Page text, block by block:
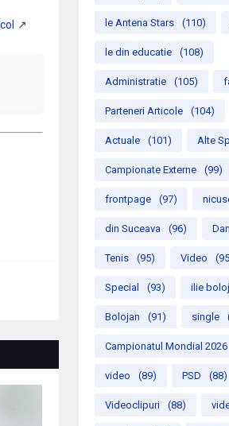
le Antena Stars (110)
le din educatie (108)
Administratie (105)
Parteneri Articole (104)
Actuale (101) Alte
Campionate Externe (99)
frontpage (97)
din Suceava (96) Dan
Tenis (95) Video
Special (93) ilie
Bolojan (91) single
Campionatul Mondial 2026
video (89) PSD (88)
Videoclipuri (88)